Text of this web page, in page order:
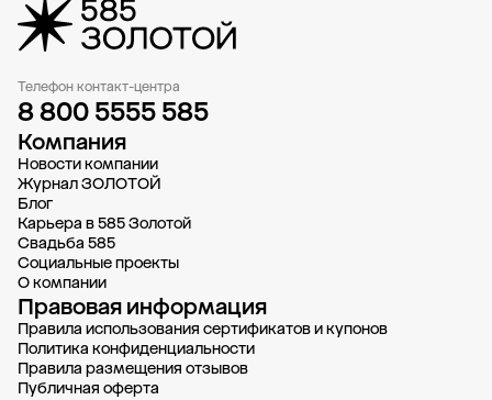
Телефон контакт-центра
8 800 5555 585
Компания
Новости компании
Журнал ЗОЛОТОЙ
Блог
Карьера в 585 Золотой
Свадьба 585
Социальные проекты
О компании
Правовая информация
Правила использования сертификатов и купонов
Политика конфиденциальности
Правила размещения отзывов
Публичная оферта